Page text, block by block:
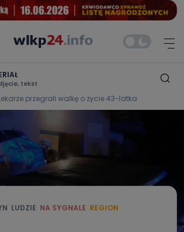
tekst
przegrali walkę o życie 43-latka
LUDZIE NA SYGNALE REGION